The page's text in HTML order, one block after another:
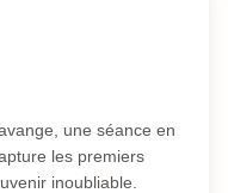
une séance en
les premiers
inoubliable.